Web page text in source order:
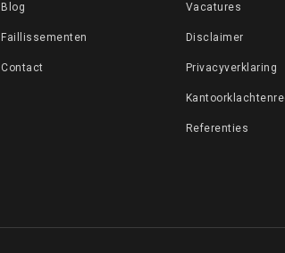
Blog
Faillissementen
Contact
Vacatures
Disclaimer
Privacyverklaring
Referenties